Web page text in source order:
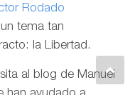
Rodado
tema tan
la Libertad.
al blog de Manuel